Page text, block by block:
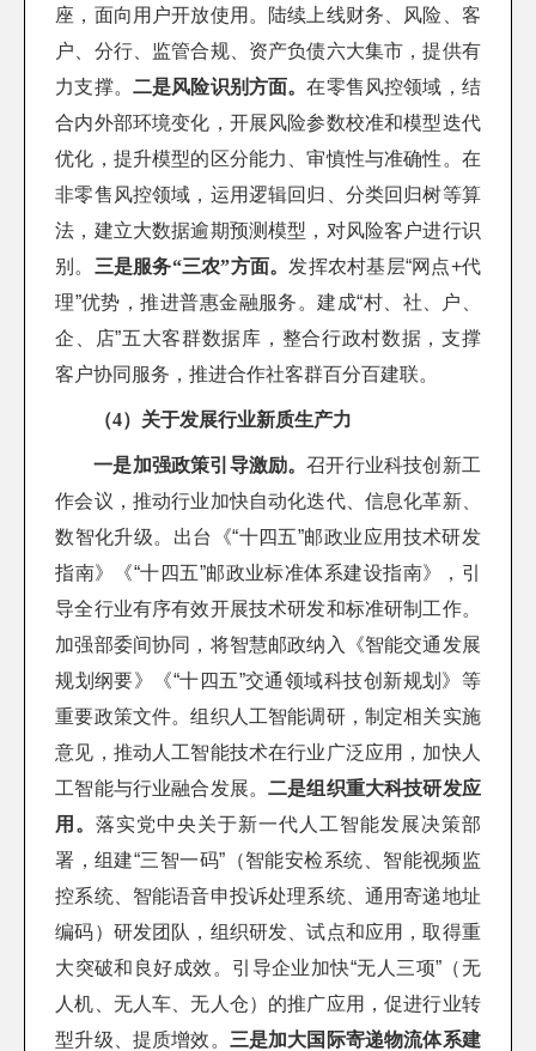
座，面向用户开放使用。陆续上线财务、风险、客
户、分行、监管合规、资产负债六大集市，提供有
力支撑。 二是风险识别方面。在零售风控领域，结
合内外部环境变化，开展风险参数校准和模型迭代
优化，提升模型的区分能力、审慎性与准确性。在
非零售风控领域，运用逻辑回归、分类回归树等算
法，建立大数据逾期预测模型，对风险客户进行识
别。 三是服务“三农”方面。 发挥农村基层“网点+代
理”优势，推进普惠金融服务。建成“村、社、户、
企、店”五大客群数据库，整合行政村数据，支撑
客户协同服务，推进合作社客群百分百建联。
（4）关于发展行业新质生产力
一是加强政策引导激励。召开行业科技创新工
作会议，推动行业加快自动化迭代、信息化革新、
数智化升级。出台《“十四五”邮政业应用技术研发
指南》《“十四五”邮政业标准体系建设指南》，引
导全行业有序有效开展技术研发和标准研制工作。
加强部委间协同，将智慧邮政纳入《智能交通发展
规划纲要》《“十四五”交通领域科技创新规划》等
重要政策文件。组织人工智能调研，制定相关实施
意见，推动人工智能技术在行业广泛应用，加快人
工智能与行业融合发展。二是组织重大科技研发应
用。落实党中央关于新一代人工智能发展决策部
署，组建“三智一码”（智能安检系统、智能视频监
控系统、智能语音申投诉处理系统、通用寄递地址
编码）研发团队，组织研发、试点和应用，取得重
大突破和良好成效。引导企业加快“无人三项”（无
人机、无人车、无人仓）的推广应用，促进行业转
型升级、提质增效。 三是加大国际寄递物流体系建